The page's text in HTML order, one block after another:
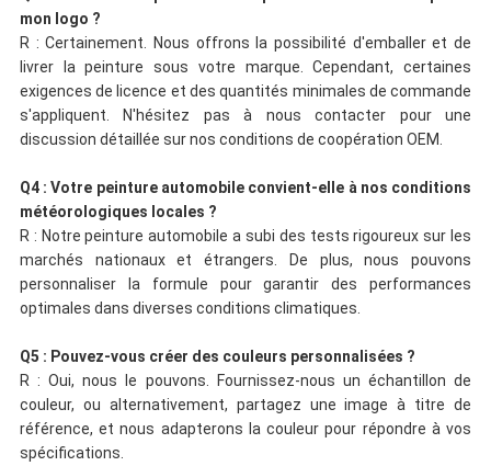
mon logo ?
R : Certainement. Nous offrons la possibilité d'emballer et de
livrer la peinture sous votre marque. Cependant, certaines
exigences de licence et des quantités minimales de commande
s'appliquent. N'hésitez pas à nous contacter pour une
discussion détaillée sur nos conditions de coopération OEM.
Q4 : Votre peinture automobile convient-elle à nos conditions
météorologiques locales ?
R : Notre peinture automobile a subi des tests rigoureux sur les
marchés nationaux et étrangers. De plus, nous pouvons
personnaliser la formule pour garantir des performances
optimales dans diverses conditions climatiques.
Q5 : Pouvez-vous créer des couleurs personnalisées ?
R : Oui, nous le pouvons. Fournissez-nous un échantillon de
couleur, ou alternativement, partagez une image à titre de
référence, et nous adapterons la couleur pour répondre à vos
spécifications.